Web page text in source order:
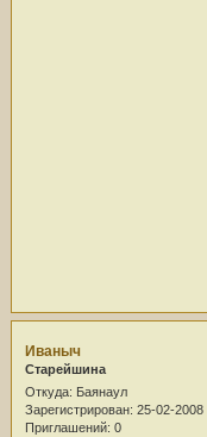
Иваныч
Старейшина
Откуда: Баянаул
Зарегистрирован: 25-02-2008
Приглашений: 0